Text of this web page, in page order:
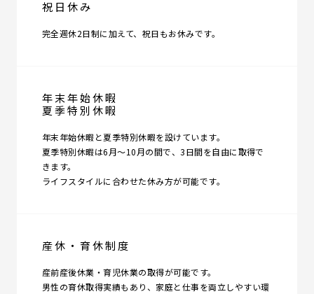
祝日休み
完全週休2日制に加えて、祝日もお休みです。
年末年始休暇
夏季特別休暇
年末年始休暇と夏季特別休暇を設けています。
夏季特別休暇は6月〜10月の間で、3日間を自由に取得で
きます。
ライフスタイルに合わせた休み方が可能です。
産休・育休制度
産前産後休業・育児休業の取得が可能です。
男性の育休取得実績もあり、家庭と仕事を両立しやすい環